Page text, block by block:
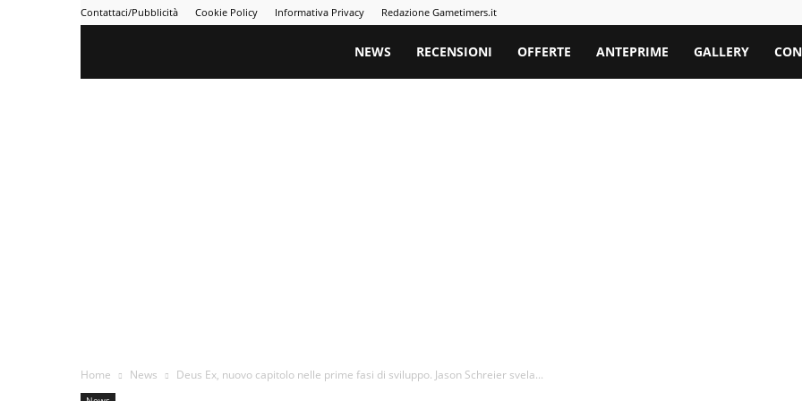
Contattaci/Pubblicità Cookie Policy Informativa Privacy Redazione Gametimers.it
Gametimers
NEWS RECENSIONI OFFERTE ANTEPRIME GALLERY
Home News Deus Ex, nuovo capitolo nelle prime fasi di sviluppo. Jason Schreier svela...